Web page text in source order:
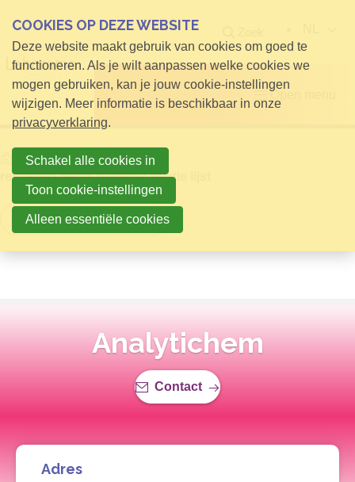
Open menu
HomeInfo voor Bezoekers
relatielijst detail publieke relatie lijst
Terug naar overzicht
Analytichem
Contact
Adres
COOKIES OP DEZE WEBSITE
Deze website maakt gebruik van cookies om goed te
functioneren. Als je wilt aanpassen welke cookies we
mogen gebruiken, kan je jouw cookie-instellingen
wijzigen. Meer informatie is beschikbaar in onze
privacyverklaring.
Schakel alle cookies in
Toon cookie-instellingen
Alleen essentiële cookies